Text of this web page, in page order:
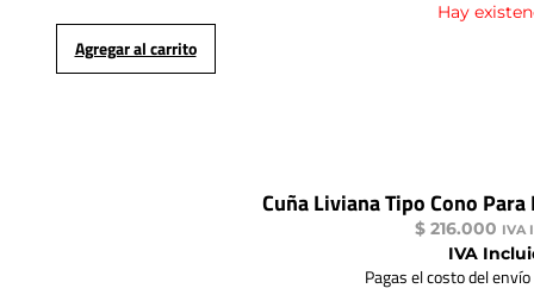
Hay
Agregar al carrito
Cuña Liviana Tipo Cono
$ 216.000 IVA
IVA
Pagas el costo del